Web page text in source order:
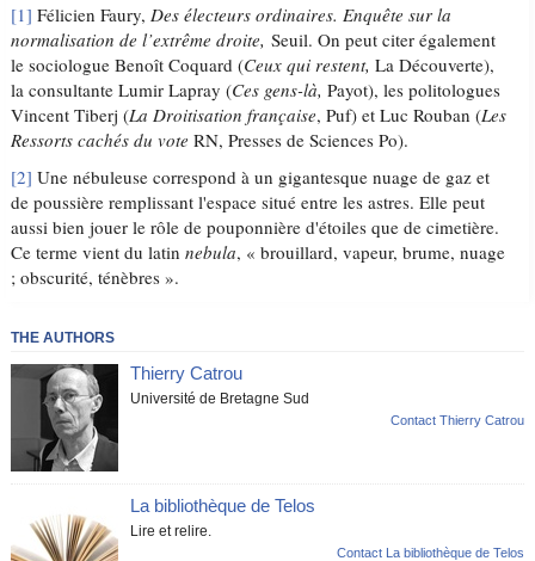
[1] Félicien Faury, Des électeurs ordinaires. Enquête sur la
normalisation de l’extrême droite,Seuil. On peut citer également
le sociologue Benoît Coquard (Ceux qui restent,La Découverte),
la consultante Lumir Lapray (Ces gens-là,Payot), les politologues
Vincent Tiberj (La Droitisation française, Puf) et Luc Rouban (Les
Ressorts cachés du voteRN, Presses de Sciences Po).
[2] Une nébuleuse correspond à un gigantesque nuage de gaz et
de poussière remplissant l'espace situé entre les astres. Elle peut
aussi bien jouer le rôle de pouponnière d'étoiles que de cimetière.
Ce terme vient du latinnebula, « brouillard, vapeur, brume, nuage
; obscurité, ténèbres ».
THE AUTHORS
Thierry Catrou
Université de Bretagne Sud
Contact Thierry Catrou
La bibliothèque de Telos
Lire et relire.
Contact La bibliothèque de Telos